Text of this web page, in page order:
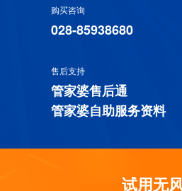
试用无
购买咨询
028-85938680
售后支持
管家婆售后通
管家婆自助服务资料